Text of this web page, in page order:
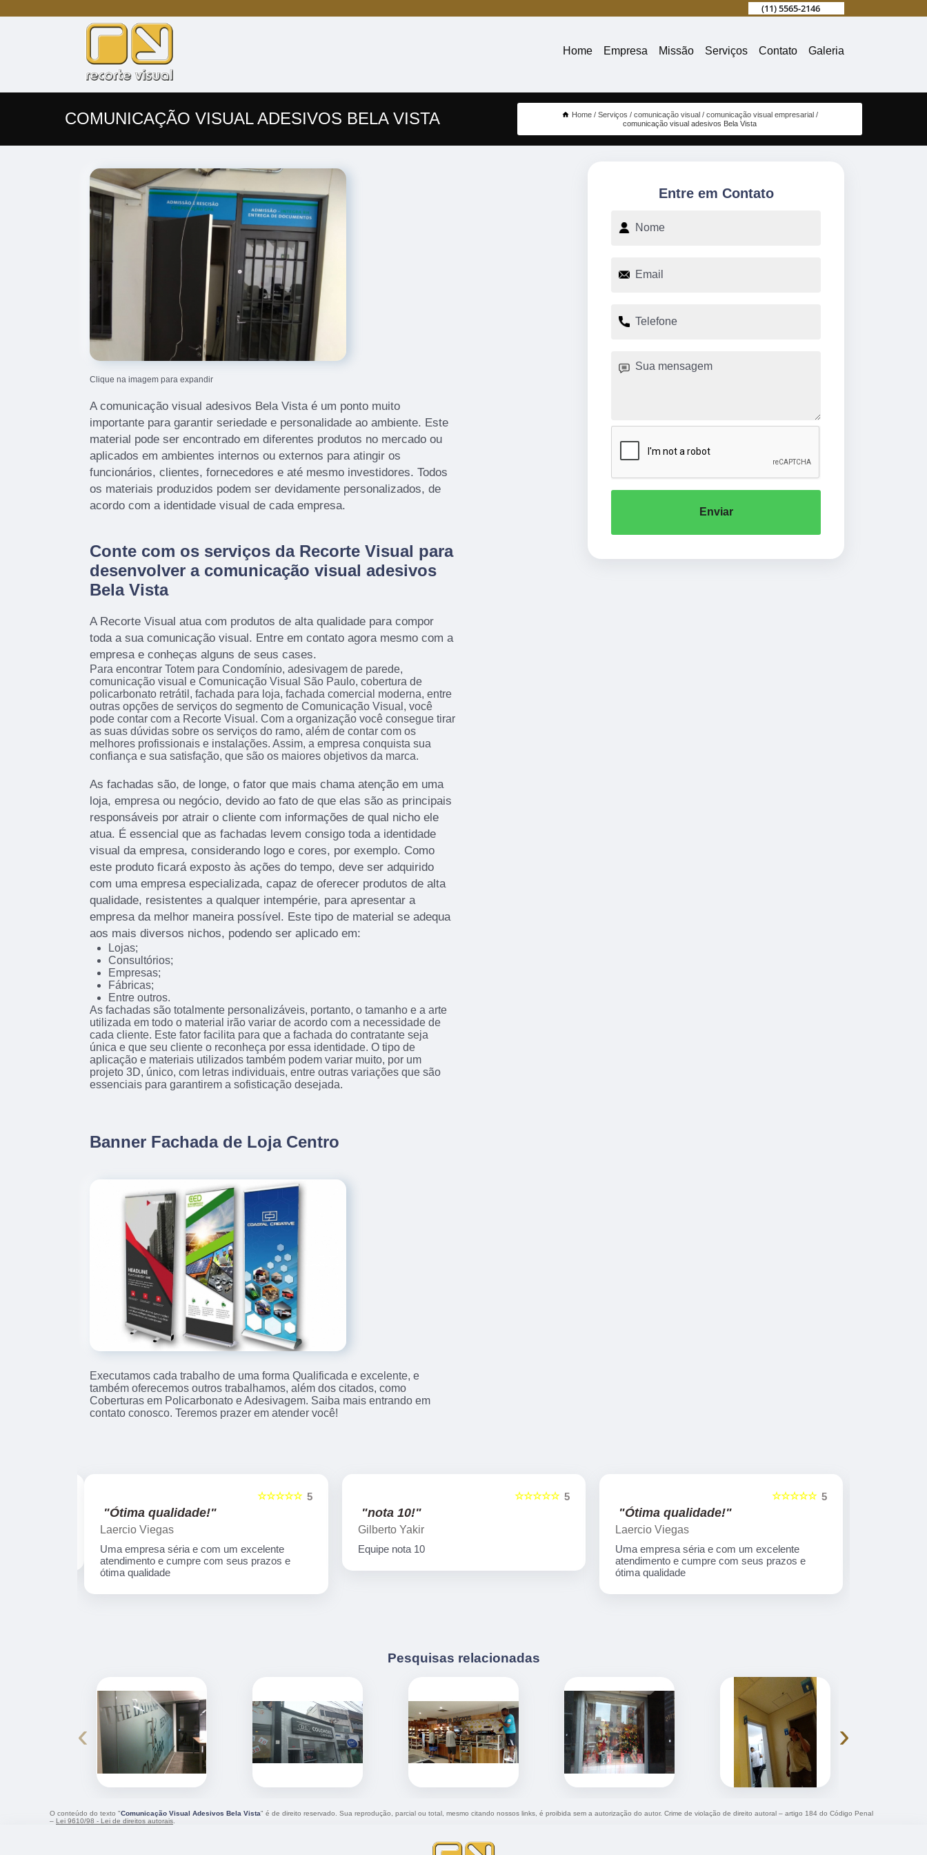
(11) 5565-2146
Home Empresa Missão Serviços Contato Galeria
COMUNICAÇÃO VISUAL ADESIVOS BELA VISTA Home Serviços comunicação visual
comunicação visual empresarial
comunicação visual adesivos Bela Vista
Clique na imagem para expandir
A comunicação visual adesivos Bela Vista é um ponto muito
importante para garantir seriedade e personalidade ao ambiente. Este
material pode ser encontrado em diferentes produtos no mercado ou
aplicados em ambientes internos ou externos para atingir os
funcionários, clientes, fornecedores e até mesmo investidores. Todos
os materiais produzidos podem ser devidamente personalizados, de
acordo com a identidade visual de cada empresa.
Conte com os serviços da Recorte Visual para
desenvolver a comunicação visual adesivos
Bela Vista
A Recorte Visual atua com produtos de alta qualidade para compor
toda a sua comunicação visual. Entre em contato agora mesmo com a
empresa e conheças alguns de seus cases.
Para encontrar Totem para Condomínio, adesivagem de parede,
comunicação visual e Comunicação Visual São Paulo, cobertura de
policarbonato retrátil, fachada para loja, fachada comercial moderna, entre
outras opções de serviços do segmento de Comunicação Visual, você
pode contar com a Recorte Visual. Com a organização você consegue tirar
as suas dúvidas sobre os serviços do ramo, além de contar com os
melhores profissionais e instalações. Assim, a empresa conquista sua
confiança e sua satisfação, que são os maiores objetivos da marca.
As fachadas são, de longe, o fator que mais chama atenção em uma
loja, empresa ou negócio, devido ao fato de que elas são as principais
responsáveis por atrair o cliente com informações de qual nicho ele
atua. É essencial que as fachadas levem consigo toda a identidade
visual da empresa, considerando logo e cores, por exemplo. Como
este produto ficará exposto às ações do tempo, deve ser adquirido
com uma empresa especializada, capaz de oferecer produtos de alta
qualidade, resistentes a qualquer intempérie, para apresentar a
empresa da melhor maneira possível. Este tipo de material se adequa
aos mais diversos nichos, podendo ser aplicado em:
Lojas;
Consultórios;
Empresas;
Fábricas;
Entre outros.
As fachadas são totalmente personalizáveis, portanto, o tamanho e a arte
utilizada em todo o material irão variar de acordo com a necessidade de
cada cliente. Este fator facilita para que a fachada do contratante seja
única e que seu cliente o reconheça por essa identidade. O tipo de
aplicação e materiais utilizados também podem variar muito, por um
projeto 3D, único, com letras individuais, entre outras variações que são
essenciais para garantirem a sofisticação desejada.
Banner Fachada de Loja Centro
Executamos cada trabalho de uma forma Qualificada e excelente, e
também oferecemos outros trabalhamos, além dos citados, como
Coberturas em Policarbonato e Adesivagem. Saiba mais entrando em
contato conosco. Teremos prazer em atender você!
Entre em Contato
Enviar
5
☆☆☆☆☆
"Ótima qualidade!"
Laercio Viegas
Uma empresa séria e com um excelente
atendimento e cumpre com seus prazos e
ótima qualidade
5
☆☆☆☆☆
"nota 10!"
Gilberto Yakir
Equipe nota 10
5
☆☆☆☆☆
"Ótima qualidade!"
Laercio Viegas
Uma empresa séria e com um excelente
atendimento e cumpre com seus prazos e
ótima qualidade
Pesquisas relacionadas
‹ ›
O conteúdo do texto "Comunicação Visual Adesivos Bela Vista" é de direito reservado. Sua reprodução, parcial ou total, mesmo citando nossos links, é proibida sem a autorização do autor. Crime de violação de direito autoral – artigo 184 do Código Penal
– Lei 9610/98 - Lei de direitos autorais